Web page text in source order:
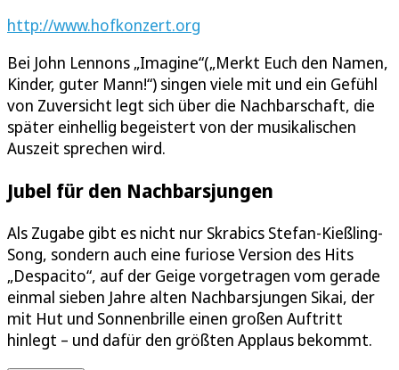
http://www.hofkonzert.org
Bei John Lennons „Imagine“(„Merkt Euch den Namen,
Kinder, guter Mann!“) singen viele mit und ein Gefühl
von Zuversicht legt sich über die Nachbarschaft, die
später einhellig begeistert von der musikalischen
Auszeit sprechen wird.
Jubel für den Nachbarsjungen
Als Zugabe gibt es nicht nur Skrabics Stefan-Kießling-
Song, sondern auch eine furiose Version des Hits
„Despacito“, auf der Geige vorgetragen vom gerade
einmal sieben Jahre alten Nachbarsjungen Sikai, der
mit Hut und Sonnenbrille einen großen Auftritt
hinlegt – und dafür den größten Applaus bekommt.